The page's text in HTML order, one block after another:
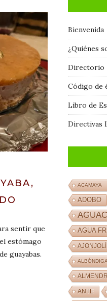
sentir que
estómago
guayabas.
Bienvenida
¿Quiénes
Directorio
Código de
Libro de
Directivas
ACAMAYA
ADOBO
AGUA
AJONJOLÍ
ANTE